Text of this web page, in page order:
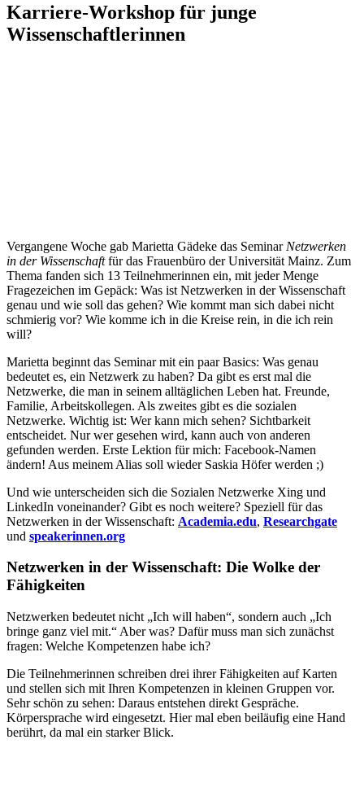
Karriere-Workshop für junge
Wissenschaftlerinnen
Vergangene Woche gab Marietta Gädeke das Seminar Netzwerken
in der Wissenschaftfür das Frauenbüro der Universität Mainz. Zum
Thema fanden sich 13 Teilnehmerinnen ein, mit jeder Menge
Fragezeichen im Gepäck: Was ist Netzwerken in der Wissenschaft
genau und wie soll das gehen? Wie kommt man sich dabei nicht
schmierig vor? Wie komme ich in die Kreise rein, in die ich rein
will?
Marietta beginnt das Seminar mit ein paar Basics: Was genau
bedeutet es, ein Netzwerk zu haben? Da gibt es erst mal die
Netzwerke, die man in seinem alltäglichen Leben hat. Freunde,
Familie, Arbeitskollegen. Als zweites gibt es die sozialen
Netzwerke. Wichtig ist: Wer kann mich sehen? Sichtbarkeit
entscheidet. Nur wer gesehen wird, kann auch von anderen
gefunden werden. Erste Lektion für mich: Facebook-Namen
ändern! Aus meinem Alias soll wieder Saskia Höfer werden ;)
Und wie unterscheiden sich die Sozialen Netzwerke Xing und
LinkedIn voneinander? Gibt es noch weitere? Speziell für das
Netzwerken in der Wissenschaft: Academia.edu, Researchgate
und speakerinnen.org
Netzwerken in der Wissenschaft: Die Wolke der
Fähigkeiten
Netzwerken bedeutet nicht „Ich will haben“, sondern auch „Ich
bringe ganz viel mit.“ Aber was? Dafür muss man sich zunächst
fragen: Welche Kompetenzen habe ich?
Die Teilnehmerinnen schreiben drei ihrer Fähigkeiten auf Karten
und stellen sich mit Ihren Kompetenzen in kleinen Gruppen vor.
Sehr schön zu sehen: Daraus entstehen direkt Gespräche.
Körpersprache wird eingesetzt. Hier mal eben beiläufig eine Hand
berührt, da mal ein starker Blick.